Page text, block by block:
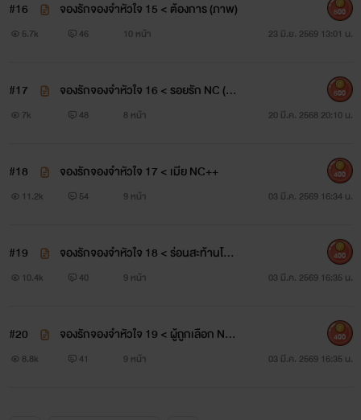
#16 จองรักจองจำหัวใจ 15 < ต้องการ (ภาพ)
5.7k 46 10 หน้า 23 มิ.ย. 2569 13:01 น.
500
#17
จองรักจองจำหัวใจ 16 < รอยรัก NC (ภ
าพ)
7k 48 8 หน้า 20 มี.ค. 2568 20:10 น.
500
#18 จองรักจองจำหัวใจ 17 < เมีย NC++
11.2k 54 9 หน้า 03 มี.ค. 2569 16:34 น.
400
#19
จองรักจองจำหัวใจ 18 < ร่อนสะท้านโลก
NC++
10.4k 40 9 หน้า 03 มี.ค. 2569 16:35 น.
400
#20
จองรักจองจำหัวใจ 19 < ผู้ถูกเลือก NC
8.8k 41 9 หน้า 03 มี.ค. 2569 16:35 น.
400